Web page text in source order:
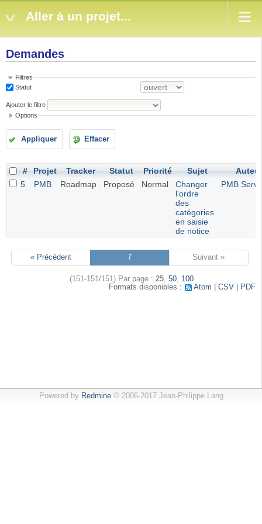
Aller à un projet...
Demandes
Filtres
Statut
Ajouter le filtre
Options
Appliquer Effacer
# Projet Tracker Statut Priorité Sujet
Auteur
5
PMB Roadmap Proposé Normal
Changer
l'ordre
des
catégories
en saisie
de notice
PMB
« Précédent 7 Suivant »
(151-151/151) Par page : 25, 50, 100
Formats disponibles :
Atom CSV PDF
Powered by Redmine© 2006-2017 Jean-Philippe Lang